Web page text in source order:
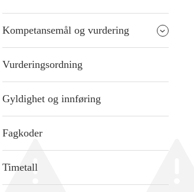
Kompetansemål og vurdering
Vurderingsordning
Gyldighet og innføring
Fagkoder
Timetall